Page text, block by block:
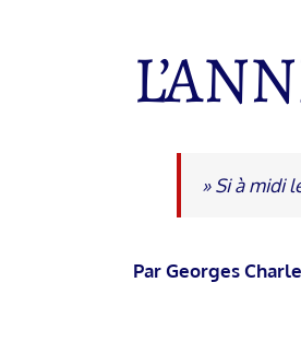
» Si à midi
Par Georges